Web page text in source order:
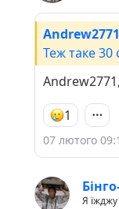
Andrew2771
Теж таке 30
1
07 лютого
Я